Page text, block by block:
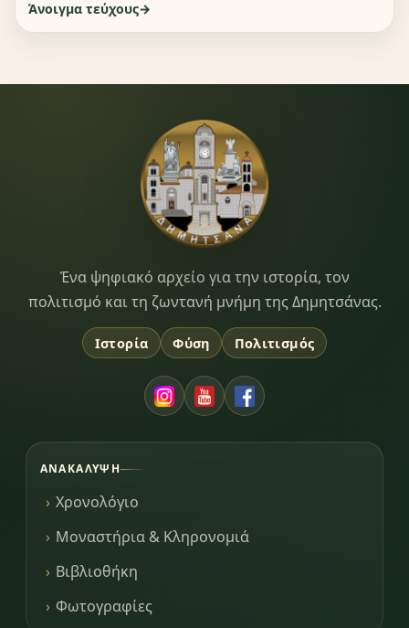
Άνοιγμα τεύχους
Dimitsana.gr
Ένα ψηφιακό αρχείο για την ιστορία, τον
πολιτισμό και τη ζωντανή μνήμη της Δημητσάνας.
Ιστορία Φύση Πολιτισμός
ΑΝΑΚΆΛΥΨΗ
Χρονολόγιο
Μοναστήρια & Κληρονομιά
Βιβλιοθήκη
Φωτογραφίες